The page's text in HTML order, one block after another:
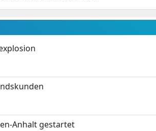
Anhalt gestartet